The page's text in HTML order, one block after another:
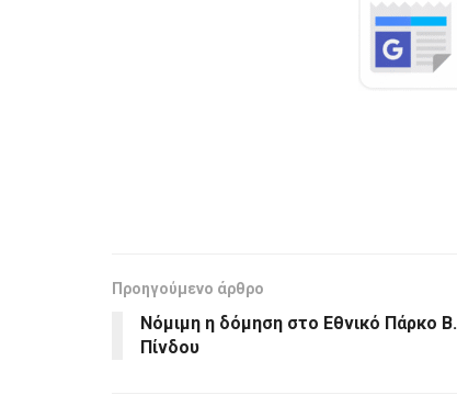
Προηγούμενο άρθρο
Νόμιμη η δόμηση στο Εθνικό Πάρκο Β.
Πίνδου